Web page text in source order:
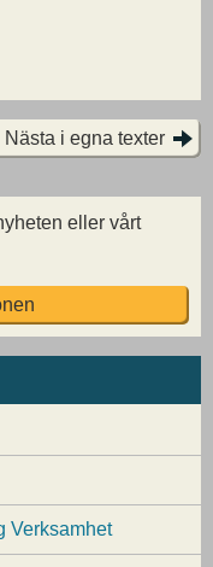
Nästa i egna texter
eller vårt
Verksamhet